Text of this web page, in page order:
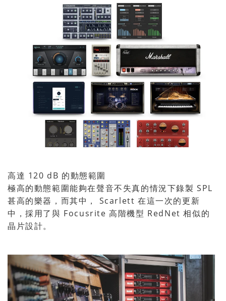
高達 120 dB 的動態範圍
極高的動態範圍能夠在聲音不失真的情況下錄製 SPL
甚高的樂器，而其中， Scarlett 在這一次的更新
中，採用了與 Focusrite 高階機型 RedNet 相似的
晶片設計。